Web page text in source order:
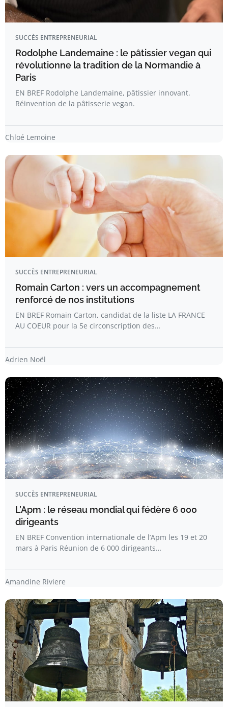
SUCCÈS ENTREPRENEURIAL
Rodolphe Landemaine : le pâtissier vegan qui
révolutionne la tradition de la Normandie à
Paris
EN BREF Rodolphe Landemaine, pâtissier innovant.
Réinvention de la pâtisserie vegan.
Chloé Lemoine
SUCCÈS ENTREPRENEURIAL
Romain Carton : vers un accompagnement
renforcé de nos institutions
EN BREF Romain Carton, candidat de la liste LA FRANCE
AU COEUR pour la 5e circonscription des…
Adrien Noël
SUCCÈS ENTREPRENEURIAL
L’Apm : le réseau mondial qui fédère 6 000
dirigeants
EN BREF Convention internationale de l’Apm les 19 et 20
mars à Paris Réunion de 6 000 dirigeants…
Amandine Riviere